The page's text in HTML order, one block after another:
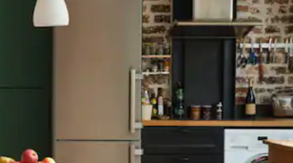
стрелки нагоре и надолу или навигирайте с